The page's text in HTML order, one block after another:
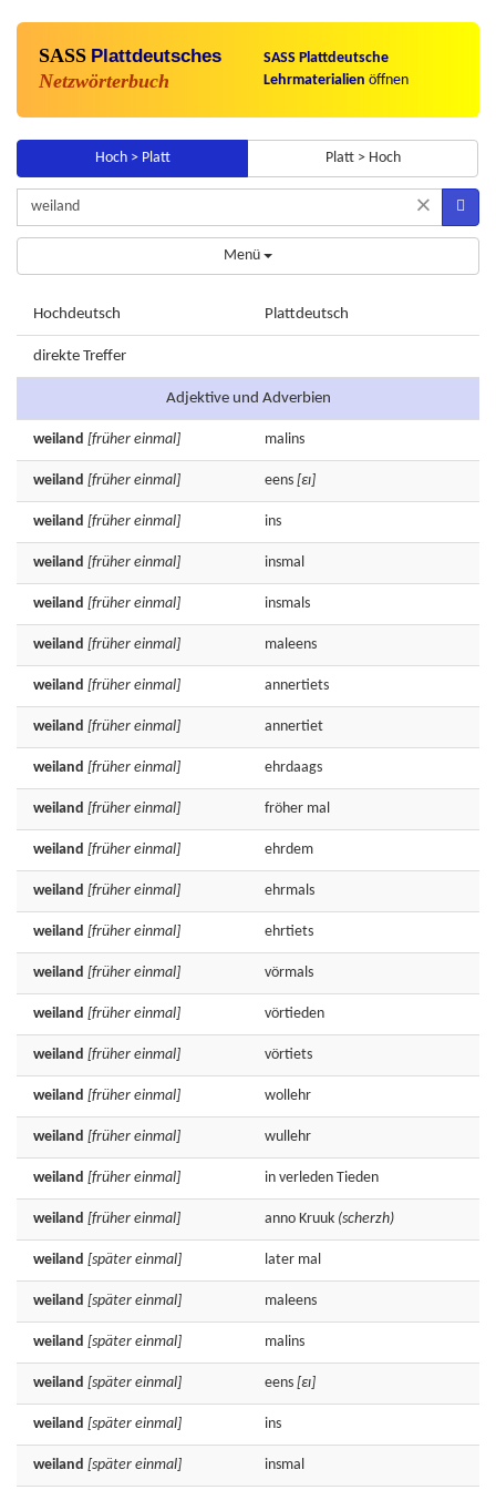
SASS Plattdeutsches
Netzwörterbuch
SASS Plattdeutsche
Lehrmaterialien öffnen
Hoch > Platt Platt > Hoch
×
Menü
Hochdeutsch Plattdeutsch
direkte Treffer
Adjektive und Adverbien
weiland [früher einmal] malins
weiland [früher einmal] eens [εɪ]
weiland [früher einmal] ins
weiland [früher einmal] insmal
weiland [früher einmal] insmals
weiland [früher einmal] maleens
weiland [früher einmal] annertiets
weiland [früher einmal] annertiet
weiland [früher einmal] ehrdaags
weiland [früher einmal] fröher mal
weiland [früher einmal] ehrdem
weiland [früher einmal] ehrmals
weiland [früher einmal] ehrtiets
weiland [früher einmal] vörmals
weiland [früher einmal] vörtieden
weiland [früher einmal] vörtiets
weiland [früher einmal] wollehr
weiland [früher einmal] wullehr
weiland [früher einmal] in verleden Tieden
weiland [früher einmal] anno Kruuk (scherzh)
weiland [später einmal] later mal
weiland [später einmal] maleens
weiland [später einmal] malins
weiland [später einmal] eens [εɪ]
weiland [später einmal] ins
weiland [später einmal] insmal